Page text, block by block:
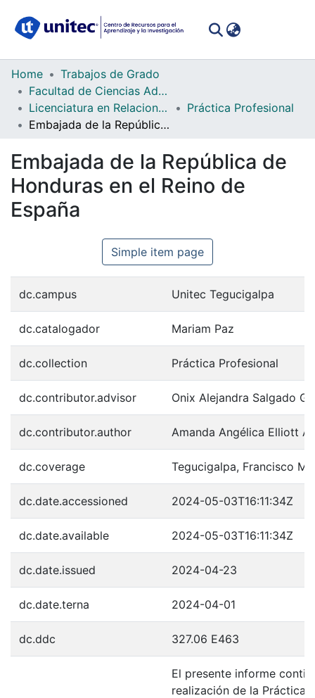
Communities
Collections
All of DSpace
Statistics
Home
Trabajos de Grado
Facultad de Ciencias Administrativas y Sociales
Licenciatura en Relaciones Internacionales
Práctica Profesional
Embajada de la República de Honduras en el Reino de España
Embajada de la República de
Honduras en el Reino de
España
Simple item page
dc.campus Unitec Tegucigalpa
dc.catalogador Mariam Paz
dc.collection Práctica Profesional
dc.contributor.advisor Onix Alejandra Salgado
dc.contributor.author Amanda Angélica Elliott
dc.coverage Tegucigalpa, Francisco
dc.date.accessioned 2024-05-03T16:11:34Z
dc.date.available 2024-05-03T16:11:34Z
dc.date.issued 2024-04-23
dc.date.terna 2024-04-01
dc.ddc 327.06 E463
El presente informe
realización de la Práctica